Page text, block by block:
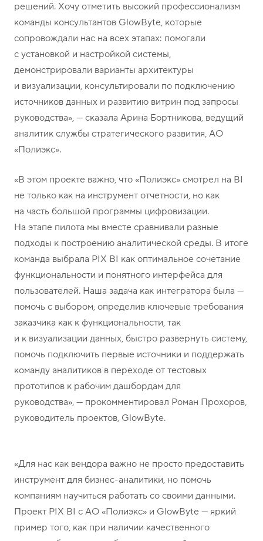
решений. Хочу отметить высокий профессионализм
команды консультантов GlowByte, которые
сопровождали нас на всех этапах: помогали
с установкой и настройкой системы,
демонстрировали варианты архитектуры
и визуализации, консультировали по подключению
источников данных и развитию витрин под запросы
руководства», — сказала Арина Бортникова, ведущий
аналитик службы стратегического развития, АО
«Полиэкс».
«В этом проекте важно, что «Полиэкс» смотрел на BI
не только как на инструмент отчетности, но как
на часть большой программы цифровизации.
На этапе пилота мы вместе сравнивали разные
подходы к построению аналитической среды. В итоге
команда выбрала PIX BI как оптимальное сочетание
функциональности и понятного интерфейса для
пользователей. Наша задача как интегратора была —
помочь с выбором, определив ключевые требования
заказчика как к функциональности, так
и к визуализации данных, быстро развернуть систему,
помочь подключить первые источники и поддержать
команду аналитиков в переходе от тестовых
прототипов к рабочим дашбордам для
руководства», — прокомментировал Роман Прохоров,
руководитель проектов, GlowByte.
«Для нас как вендора важно не просто предоставить
инструмент для бизнес-аналитики, но помочь
компаниям научиться работать со своими данными.
Проект PIX BI с АО «Полиэкс» и GlowByte — яркий
пример того, как при наличии качественного